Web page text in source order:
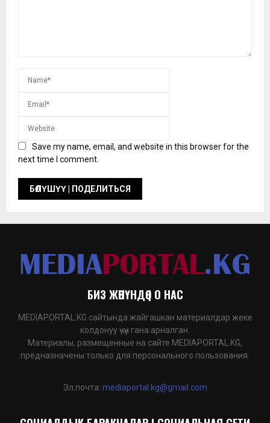
Save my name, email, and website in this browser for the
next time I comment.
БИЗ ЖӨНҮНДӨ | О НАС
MEDIAPORTAL.KG сайтында жайгашкан материалдар жеке
колдонуу үчүн гана арналган.
Материалы, размещенные на сайте MEDIAPORTAL.KG,
предназначены только для персонального пользования.
Эл.почта: mediaportal.kg@gmail.com